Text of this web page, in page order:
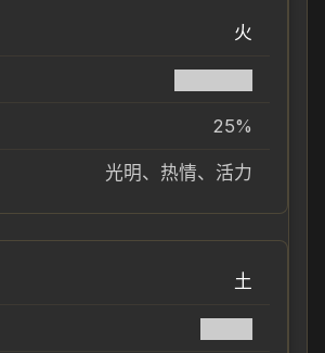
火
25%
光明、热情、活力
土